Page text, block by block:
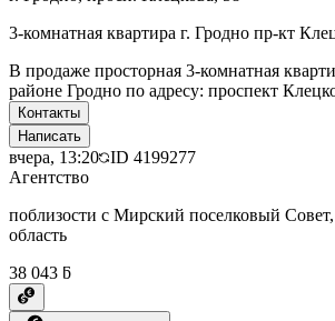
3-комнатная квартира г. Гродно пр-кт
В продаже просторная 3-комнатная
районе Гродно по адресу: проспект
Контакты
Написать
вчера, 13:20 ID 4199277
Агентство
поблизости с Мирский поселковый
область
38 043 ƃ